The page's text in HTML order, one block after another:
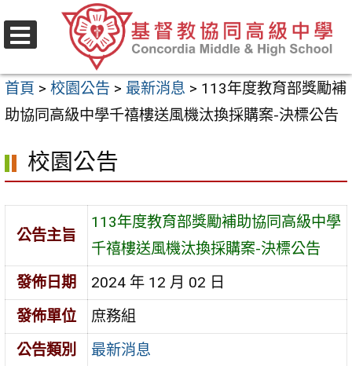
至
要
內
區
首頁 > 校園公告 > 最新消息 > 113年度教育部獎勵補
助協同高級中學千禧樓送風機汰換採購案-決標公告
校園公告
公告主旨
113年度教育部獎勵補助協同高級中學
千禧樓送風機汰換採購案-決標公告
發佈日期
2024 年 12 月 02 日
發佈單位
庶務組
公告類別
最新消息
選
單